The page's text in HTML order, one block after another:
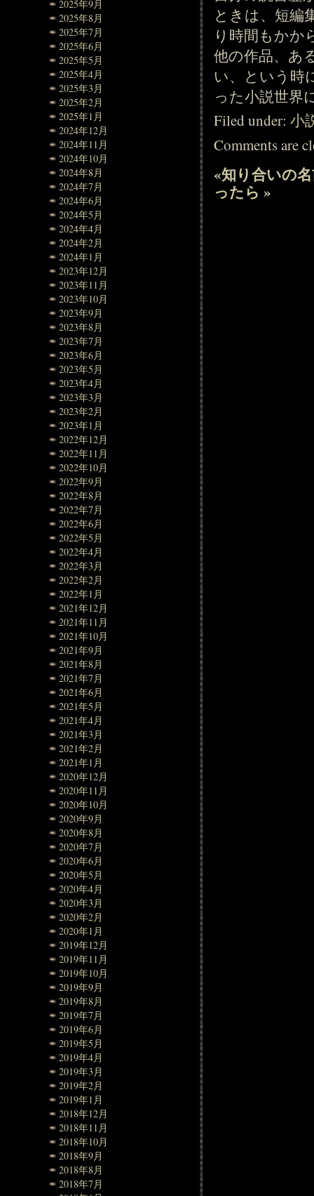
2025年9月
2025年8月
2025年7月
2025年6月
2025年5月
2025年4月
2025年3月
2025年2月
2025年1月
2024年12月
2024年11月
2024年10月
2024年8月
2024年7月
2024年6月
2024年5月
2024年4月
2024年2月
2024年1月
2023年12月
2023年11月
2023年10月
2023年9月
2023年8月
2023年7月
2023年6月
2023年5月
2023年4月
2023年3月
2023年2月
2023年1月
2022年12月
2022年11月
2022年10月
2022年9月
2022年8月
2022年7月
2022年6月
2022年5月
2022年4月
2022年3月
2022年2月
2022年1月
2021年12月
2021年11月
2021年10月
2021年9月
2021年8月
2021年7月
2021年6月
2021年5月
2021年4月
2021年3月
2021年2月
2021年1月
2020年12月
2020年11月
2020年10月
2020年9月
2020年8月
2020年7月
2020年6月
2020年5月
2020年4月
2020年3月
2020年2月
2020年1月
2019年12月
2019年11月
2019年10月
2019年9月
2019年8月
2019年7月
2019年6月
2019年5月
2019年4月
2019年3月
2019年2月
2019年1月
2018年12月
2018年11月
2018年10月
2018年9月
2018年8月
2018年7月
ときは、短編
り時間もかか
他の作品、あ
い、という時
った小説世界
Filed under:小
Comments are
«知り合いの
ったら »